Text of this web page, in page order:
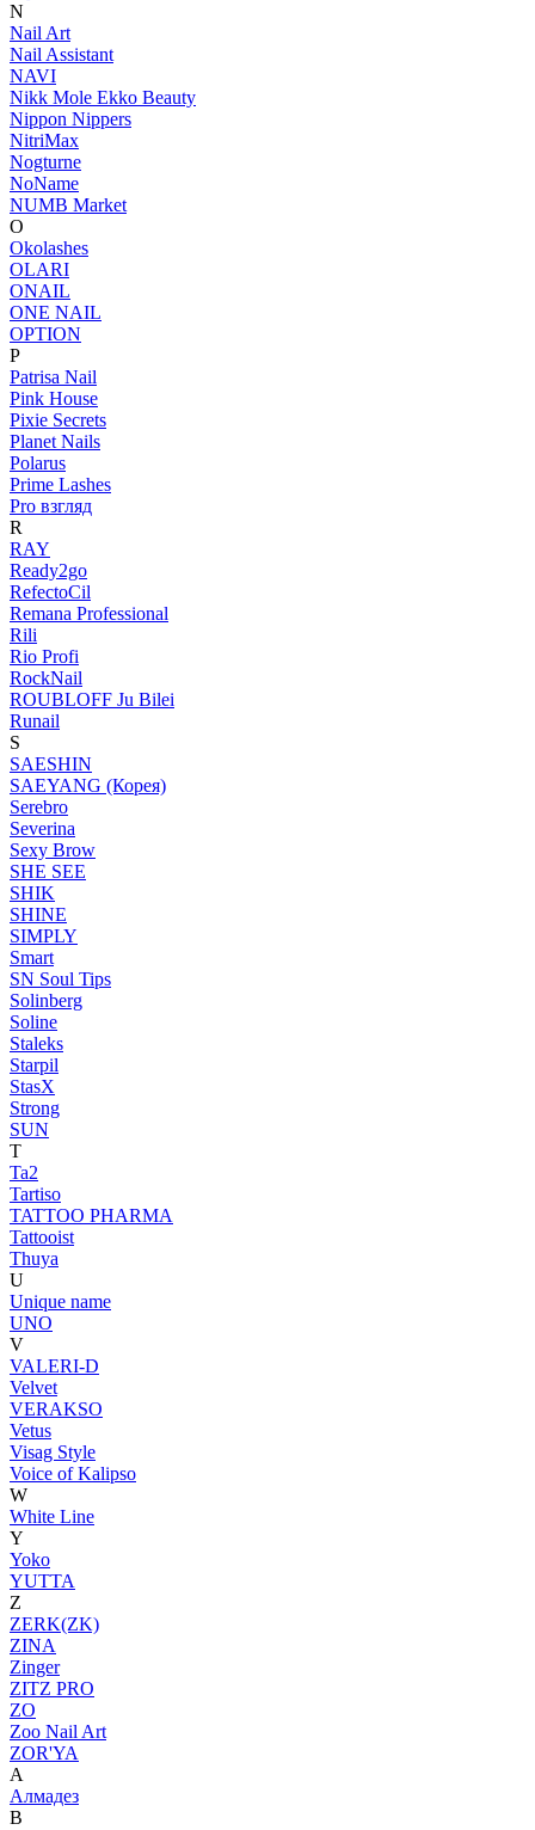
N
Nail Art
Nail Assistant
NAVI
Nikk Mole Ekko Beauty
Nippon Nippers
NitriMax
Nogturne
NoName
NUMB Market
O
Okolashes
OLARI
ONAIL
ONE NAIL
OPTION
P
Patrisa Nail
Pink House
Pixie Secrets
Planet Nails
Polarus
Prime Lashes
Pro взгляд
R
RAY
Ready2go
RefectoCil
Remana Professional
Rili
Rio Profi
RockNail
ROUBLOFF Ju Bilei
Runail
S
SAESHIN
SAEYANG (Корея)
Serebro
Severina
Sexy Brow
SHE SEE
SHIK
SHINE
SIMPLY
Smart
SN Soul Tips
Solinberg
Soline
Staleks
Starpil
StasX
Strong
SUN
T
Ta2
Tartiso
TATTOO PHARMA
Tattooist
Thuya
U
Unique name
UNO
V
VALERI-D
Velvet
VERAKSO
Vetus
Visag Style
Voice of Kalipso
W
White Line
Y
Yoko
YUTTA
Z
ZERK(ZK)
ZINA
Zinger
ZITZ PRO
ZO
Zoo Nail Art
ZOR'YA
А
Алмадез
В